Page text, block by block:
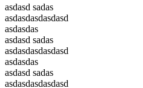
asdasd sadas
asdasdasdasdasd
asdasdas
asdasd sadas
asdasdasdasdasd
asdasdas
asdasd sadas
asdasdasdasdasd